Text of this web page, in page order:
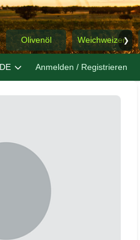
Olivenöl Weichweizen❯
DE Anmelden / Registrieren